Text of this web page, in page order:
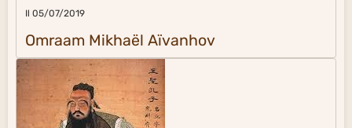
Il 05/07/2019
Omraam Mikhaël Aïvanhov